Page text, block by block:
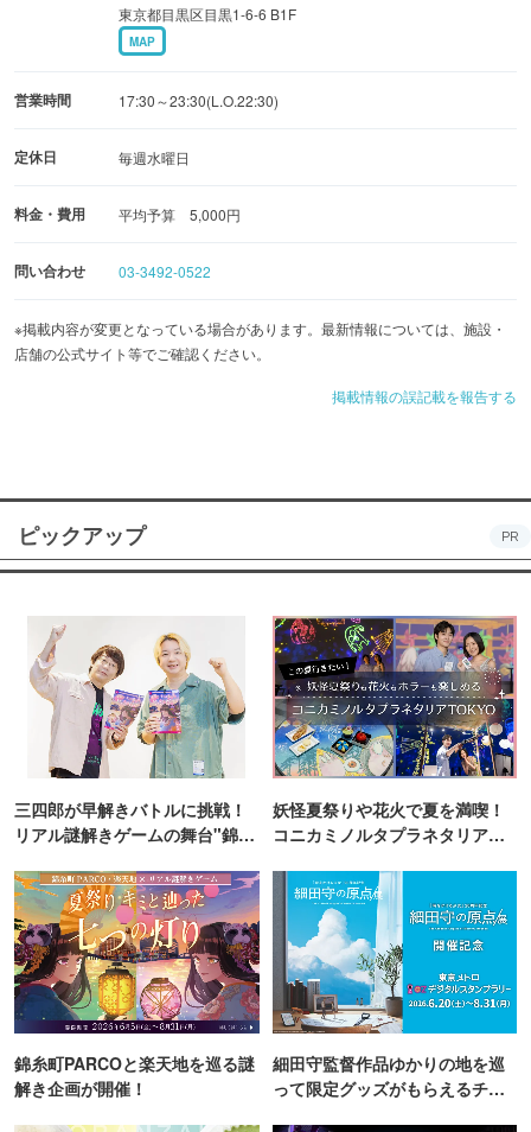
東京都目黒区目黒1-6-6 B1F
MAP
営業時間 17:30～23:30(L.O.22:30)
定休日 毎週水曜日
料金・費用 平均予算 5,000円
問い合わせ 03-3492-0522
※掲載内容が変更となっている場合があります。最新情報については、施設・
店舗の公式サイト等でご確認ください。
掲載情報の誤記載を報告する
ピックアップ PR
三四郎が早解きバトルに挑戦！
リアル謎解きゲームの舞台"錦糸
妖怪夏祭りや花火で夏を満喫！
コニカミノルタプラネタリア
錦糸町PARCOと楽天地を巡る謎
解き企画が開催！
細田守監督作品ゆかりの地を巡
って限定グッズがもらえるチャ